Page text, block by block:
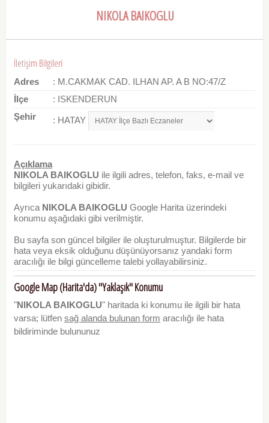
NIKOLA BAIKOGLU
İletişim Bilgileri
Adres
: M.CAKMAK CAD. ILHAN AP. A B NO:47/Z
İlçe
: ISKENDERUN
Şehir
: HATAY
Açıklama
NIKOLA BAIKOGLU ile ilgili adres, telefon, faks, e-mail ve
bilgileri yukarıdaki gibidir.
Ayrıca NIKOLA BAIKOGLU Google Harita üzerindeki
konumu aşağıdaki gibi verilmiştir.
Bu sayfa son güncel bilgiler ile oluşturulmuştur. Bilgilerde bir
hata veya eksik olduğunu düşünüyorsanız yandaki form
aracılığı ile bilgi güncelleme talebi yollayabilirsiniz.
Google Map (Harita'da) "Yaklaşık" Konumu
"NIKOLA BAIKOGLU" haritada ki konumu ile ilgili bir hata
varsa; lütfen sağ alanda bulunan form aracılığı ile hata
bildiriminde bulununuz